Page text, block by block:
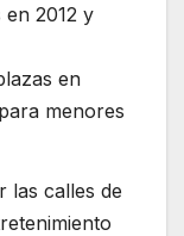
2012 y
en
menores
las calles de